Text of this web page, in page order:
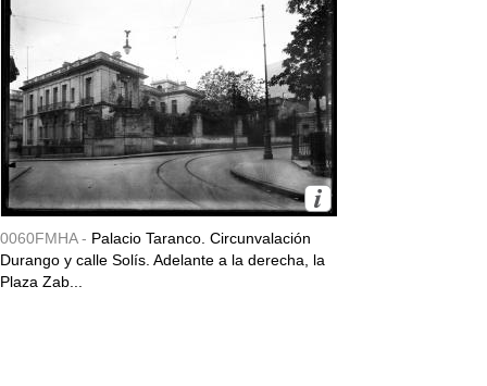
0060FMHA - Palacio Taranco. Circunvalación
Durango y calle Solís. Adelante a la derecha, la
Plaza Zab...